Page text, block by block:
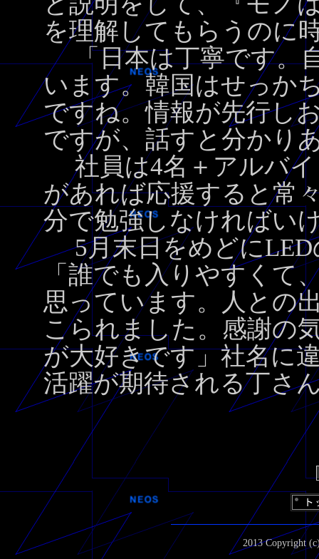
を理解してもらうのに
「日本は丁寧です。
います。韓国はせっか
ですね。情報が先行し
ですが、話すと分かり
社員は4名＋アルバイ
があれば応援すると常
分で勉強しなければい
5月末日をめどにLED
「誰でも入りやすくて
思っています。人との
こられました。感謝の
が大好きです」社名に
活躍が期待される丁さ
2013 Copyright